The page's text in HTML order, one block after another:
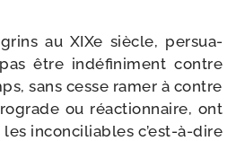
au XIXe siècle, per­sua­
être indé­fi­ni­ment contre
sans cesse ramer à contre
ou réac­tion­naire, ont
incon­ci­liables c’est-à-dire